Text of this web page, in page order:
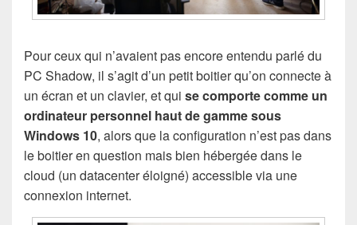
Pour ceux qui n’avaient pas encore entendu parlé du
PC Shadow, il s’agit d’un petit boitier qu’on connecte à
un écran et un clavier, et qui se comporte comme un
ordinateur personnel haut de gamme sous
Windows 10, alors que la configuration n’est pas dans
le boitier en question mais bien hébergée dans le
cloud (un datacenter éloigné) accessible via une
connexion internet.